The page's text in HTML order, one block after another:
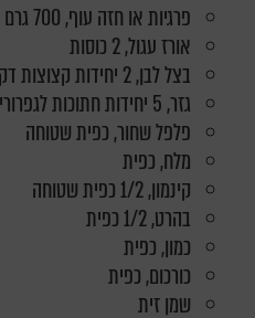
פרגיות או חזה עוף, 700 גרם חתוך לקוביות קטנות
אורז עגול, 2 כוסות
בצל לבן, 2 יחידות קצוצות דק
גזר, 5 יחידות חתוכות לגפרורים
פלפל שחור, כפית שטוחה
מלח, כפית
קינמון, 1/2 כפית שטוחה
בהרט, 1/2 כפית
כמון, כפית
כורכום, כפית
שמן זית